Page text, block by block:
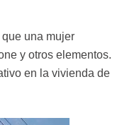
una mujer
y otros elementos.
en la vivienda de